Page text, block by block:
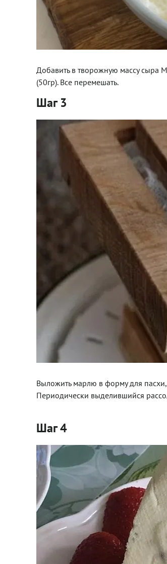
Добавить в творожную массу сыра
(50гр). Все перемешать.
Шаг 3
Выложить марлю в форму для пасхи,
Периодически выделившийся
Шаг 4